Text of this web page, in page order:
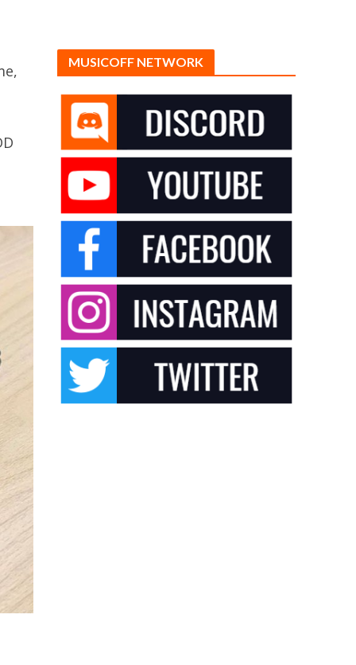
MUSICOFF NETWORK